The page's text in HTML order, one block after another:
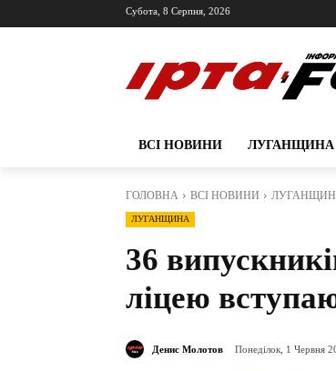
Субота, 8 Серпня, 2026
ВСІ НОВИНИ ЛУГАНЩИНА
ГОЛОВНА ВСІ НОВИНИ
ЛУГАНЩИНА
36
ліцею
Денис Молотов Понеділок, 1 Червня